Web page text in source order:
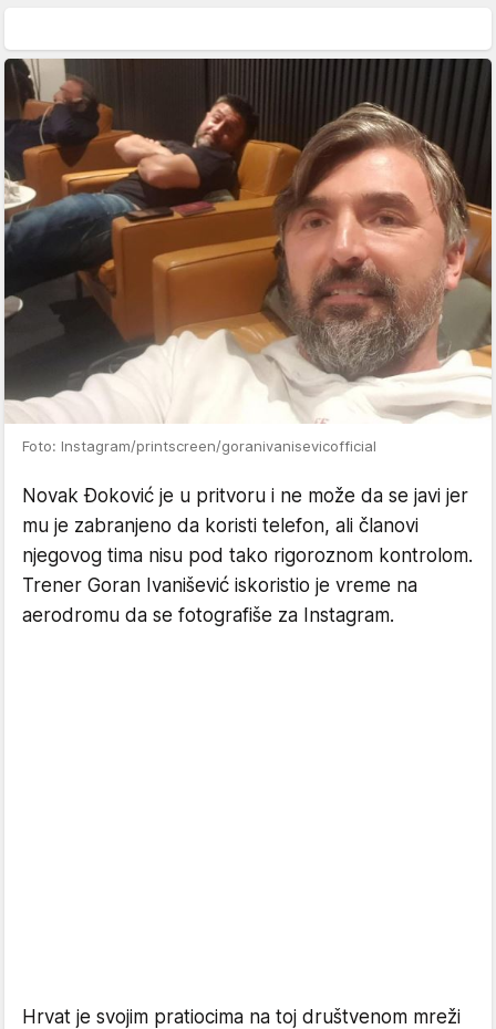
Foto: Instagram/printscreen/goranivanisevicofficial
Novak Đoković je u pritvoru i ne može da se javi jer
mu je zabranjeno da koristi telefon, ali članovi
njegovog tima nisu pod tako rigoroznom kontrolom.
Trener Goran Ivanišević iskoristio je vreme na
aerodromu da se fotografiše za Instagram.
Hrvat je svojim pratiocima na toj društvenom mreži